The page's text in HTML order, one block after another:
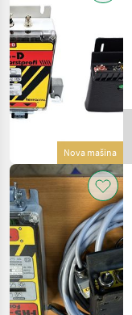
Nova mašina